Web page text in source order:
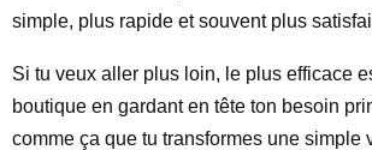
simple, plus rapide et souvent plus
Si tu veux aller plus loin, le plus efficace
boutique en gardant en tête ton besoin
comme ça que tu transformes une simple